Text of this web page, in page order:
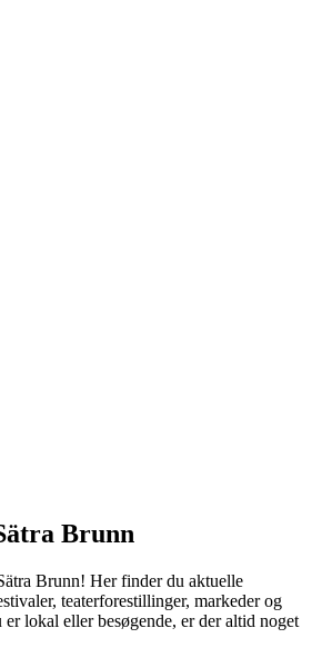
Brunn
Brunn! Her finder du aktuelle
teaterforestillinger, markeder og
er lokal eller besøgende, er der altid noget